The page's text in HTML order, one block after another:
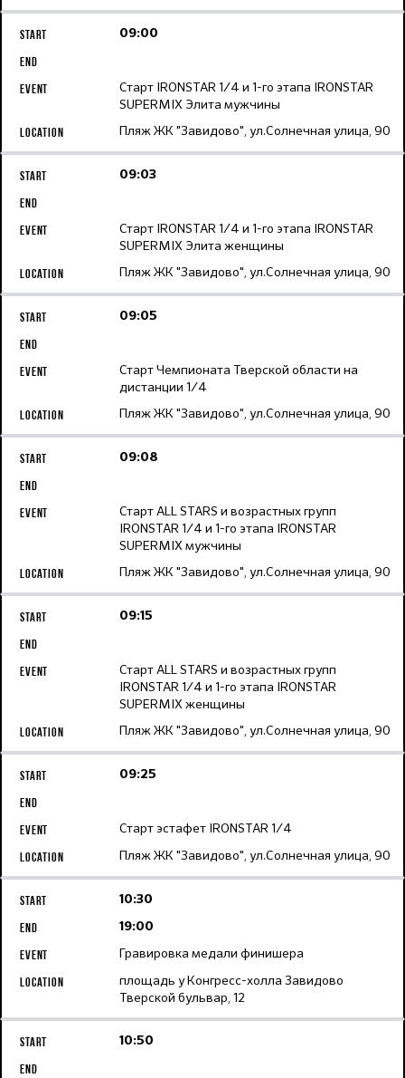
09:00
Старт IRONSTAR 1/4 и 1-го этапа IRONSTAR
SUPERMIX Элита мужчины
Пляж ЖК "Завидово", ул.Солнечная улица, 90
09:03
Старт IRONSTAR 1/4 и 1-го этапа IRONSTAR
SUPERMIX Элита женщины
Пляж ЖК "Завидово", ул.Солнечная улица, 90
09:05
Старт Чемпионата Тверской области на
дистанции 1/4
Пляж ЖК "Завидово", ул.Солнечная улица, 90
09:08
Старт ALL STARS и возрастных групп
IRONSTAR 1/4 и 1-го этапа IRONSTAR
SUPERMIX мужчины
Пляж ЖК "Завидово", ул.Солнечная улица, 90
09:15
Старт ALL STARS и возрастных групп
IRONSTAR 1/4 и 1-го этапа IRONSTAR
SUPERMIX женщины
Пляж ЖК "Завидово", ул.Солнечная улица, 90
09:25
Старт эстафет IRONSTAR 1/4
Пляж ЖК "Завидово", ул.Солнечная улица, 90
10:30
19:00
Гравировка медали финишера
площадь у Конгресс-холла Завидово
Тверской бульвар, 12
10:50